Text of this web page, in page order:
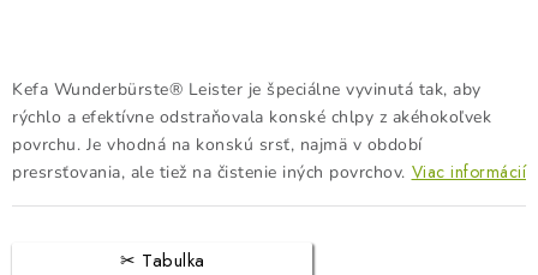
ZNAČKY
Obchodné podmienky
Dodacie podmienky
Podmienky ochrany osobných údajov
Napíšte nám
Kefa Wunderbürste® Leister je špeciálne vyvinutá tak, aby
rýchlo a efektívne odstraňovala konské chlpy z akéhokoľvek
povrchu. Je vhodná na konskú srsť, najmä v období
presrsťovania, ale tiež na čistenie iných povrchov. Viac informácií
Tabulka